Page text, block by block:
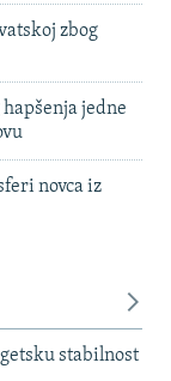
zbog
jedne
novca iz
stabilnost